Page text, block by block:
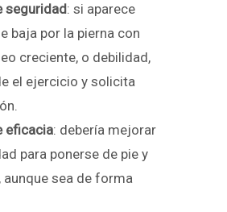
seguridad: si aparece
baja por la pierna con
creciente, o debilidad,
el ejercicio y solicita
eficacia: debería mejorar
para ponerse de pie y
aunque sea de forma